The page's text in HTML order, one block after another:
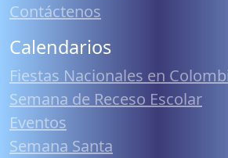
Contáctenos
Calendarios
Fiestas Nacionales en
Semana de Receso Escolar
Eventos
Semana Santa